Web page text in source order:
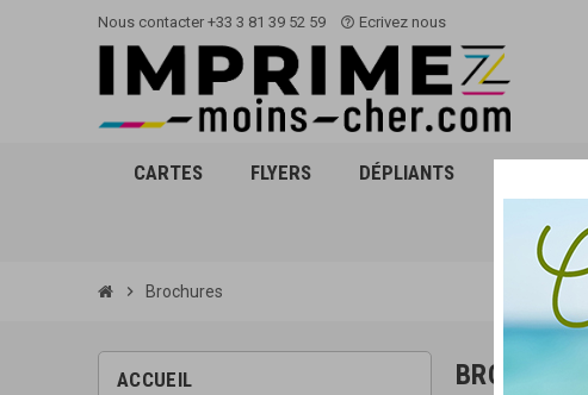
Nous contacter +33 3 81 39 52 59 help_outline Ecrivez nous
CARTES FLYERS DÉPLIANTS
chevron_right Brochures
ACCUEIL BROCHURES